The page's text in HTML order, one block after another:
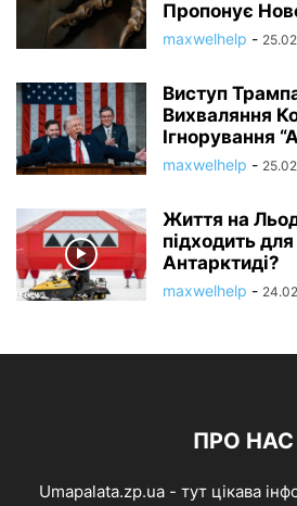
Пропонує
maxwelhelp -
Виступ
Вихваляння
Ігнорування
maxwelhelp -
Життя на
підходить
Антарктиді?
maxwelhelp -
ПРО НАС
Umapalata.zp.ua - тут цікава